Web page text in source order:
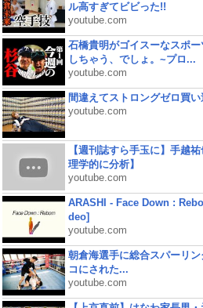
ル高すぎてビビった!!
youtube.com
石橋貴明がゴイスーなスポ
しちゃう、でしょ。~プロ...
youtube.com
間違えてストロングゼロ買い
youtube.com
【週刊誌すら手玉に】手越
理学的に分析】
youtube.com
ARASHI - Face Down :
deo]
youtube.com
朝倉海選手に総合スパーリ
コにされた...
youtube.com